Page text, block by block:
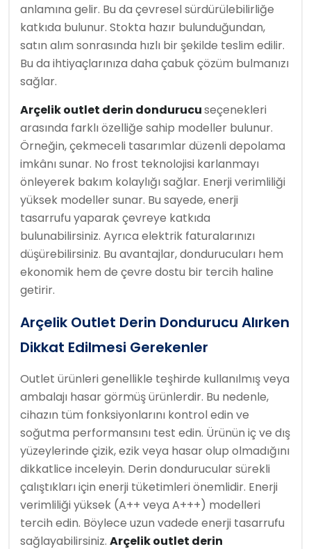
anlamına gelir. Bu da çevresel sürdürülebilirliğe
katkıda bulunur. Stokta hazır bulunduğundan,
satın alım sonrasında hızlı bir şekilde teslim edilir.
Bu da ihtiyaçlarınıza daha çabuk çözüm bulmanızı
sağlar.
Arçelik outlet derin dondurucuseçenekleri
arasında farklı özelliğe sahip modeller bulunur.
Örneğin, çekmeceli tasarımlar düzenli depolama
imkânı sunar. No frost teknolojisi karlanmayı
önleyerek bakım kolaylığı sağlar. Enerji verimliliği
yüksek modeller sunar. Bu sayede, enerji
tasarrufu yaparak çevreye katkıda
bulunabilirsiniz. Ayrıca elektrik faturalarınızı
düşürebilirsiniz. Bu avantajlar, dondurucuları hem
ekonomik hem de çevre dostu bir tercih haline
getirir.
Arçelik Outlet Derin Dondurucu Alırken
Dikkat Edilmesi Gerekenler
Outlet ürünleri genellikle teşhirde kullanılmış veya
ambalajı hasar görmüş ürünlerdir. Bu nedenle,
cihazın tüm fonksiyonlarını kontrol edin ve
soğutma performansını test edin. Ürünün iç ve dış
yüzeylerinde çizik, ezik veya hasar olup olmadığını
dikkatlice inceleyin. Derin dondurucular sürekli
çalıştıkları için enerji tüketimleri önemlidir. Enerji
verimliliği yüksek (A++ veya A+++) modelleri
tercih edin. Böylece uzun vadede enerji tasarrufu
sağlayabilirsiniz. Arçelik outlet derin